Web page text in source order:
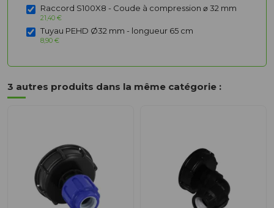
Raccord S100X8 - Coude à compression ⌀ 32 mm
21,40 €
Tuyau PEHD Ø32 mm - longueur 65 cm
8,90 €
3 autres produits dans la même catégorie :